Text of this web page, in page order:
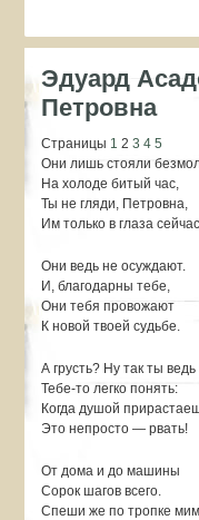
Эдуард
Петровна
Страницы 1 2 3 4 5
Они лишь стояли
На холоде битый час,
Ты не гляди, Петровна,
Им только в глаза
Они ведь не осуждают.
И, благодарны тебе,
Они тебя провожают
К новой твоей судьбе.
А грусть? Ну так ты
Тебе-то легко понять:
Когда душой
Это непросто — рвать!
От дома и до машины
Сорок шагов всего.
Спеши же по тропке